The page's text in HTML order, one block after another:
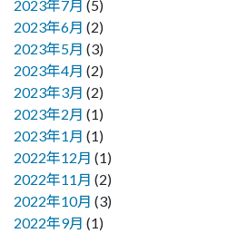
2023年7月 (5)
2023年6月 (2)
2023年5月 (3)
2023年4月 (2)
2023年3月 (2)
2023年2月 (1)
2023年1月 (1)
2022年12月 (1)
2022年11月 (2)
2022年10月 (3)
2022年9月 (1)